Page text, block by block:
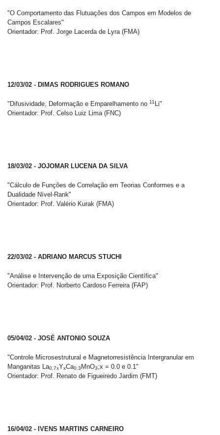
"O Comportamento das Flutuações dos Campos em Modelos de
Campos Escalares"
Orientador: Prof. Jorge Lacerda de Lyra (FMA)
12/03/02 - DIMAS RODRIGUES ROMANO
"Difusividade, Deformação e Emparelhamento no 11 Li"
Orientador: Prof. Celso Luiz Lima (FNC)
18/03/02 - JOJOMAR LUCENA DA SILVA
"Cálculo de Funções de Correlação em Teorias Conformes e a
Dualidade Nível-Rank"
Orientador: Prof. Valério Kurak (FMA)
22/03/02 - ADRIANO MARCUS STUCHI
"Análise e Intervenção de uma Exposição Científica"
Orientador: Prof. Norberto Cardoso Ferreira (FAP)
05/04/02 - JOSÉ ANTONIO SOUZA
"Controle Microsestrutural e Magnetorresistência Intergranular em
Manganitas La0.7xYxCa0.3 MnO3;x = 0.0 e 0.1"
Orientador: Prof. Renato de Figueiredo Jardim (FMT)
16/04/02 - IVENS MARTINS CARNEIRO